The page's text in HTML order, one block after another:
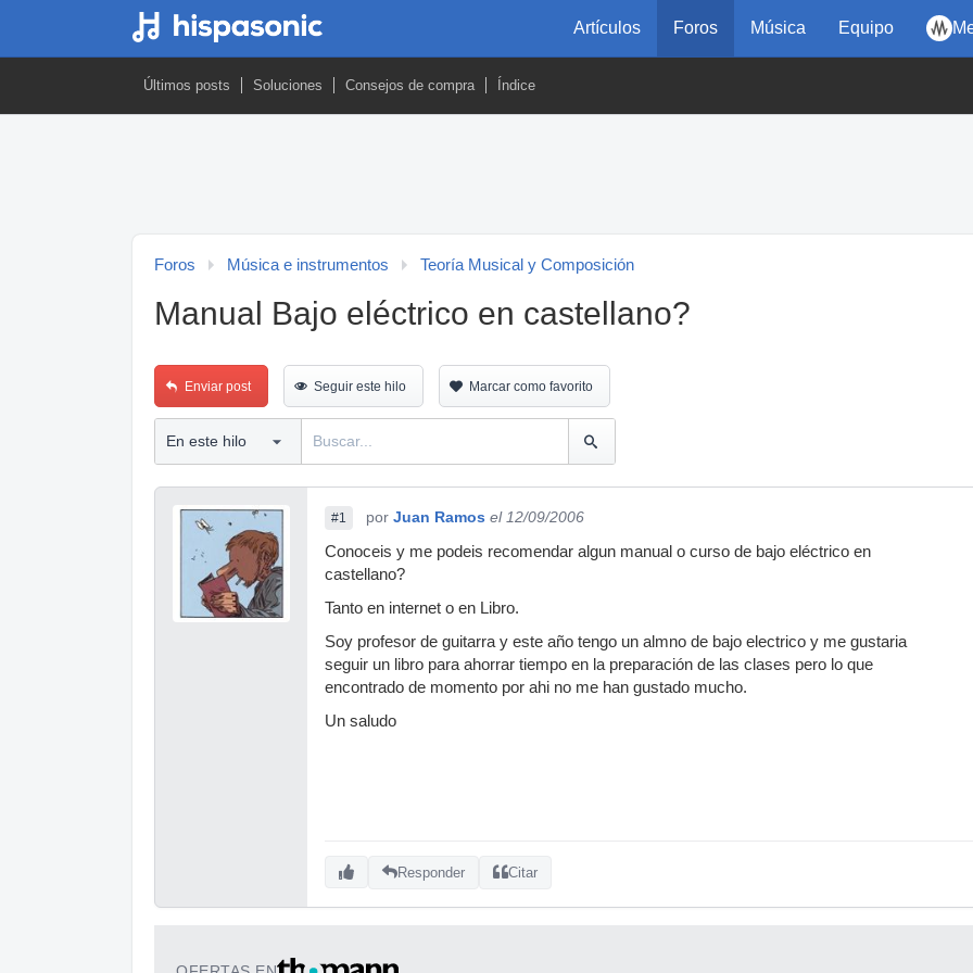
Artículos Foros Música Equipo
Últimos posts Soluciones Consejos de compra Índice
Foros Música e instrumentos Teoría Musical y Composición
Manual Bajo eléctrico en castellano?
Enviar post Seguir este hilo Marcar como favorito
#1 por Juan Ramos el 12/09/2006
Conoceis y me podeis recomendar algun manual o curso de bajo eléctrico en
castellano?
Tanto en internet o en Libro.
Soy profesor de guitarra y este año tengo un almno de bajo electrico y me gustaria
seguir un libro para ahorrar tiempo en la preparación de las clases pero lo que
encontrado de momento por ahi no me han gustado mucho.
Un saludo
Responder Citar